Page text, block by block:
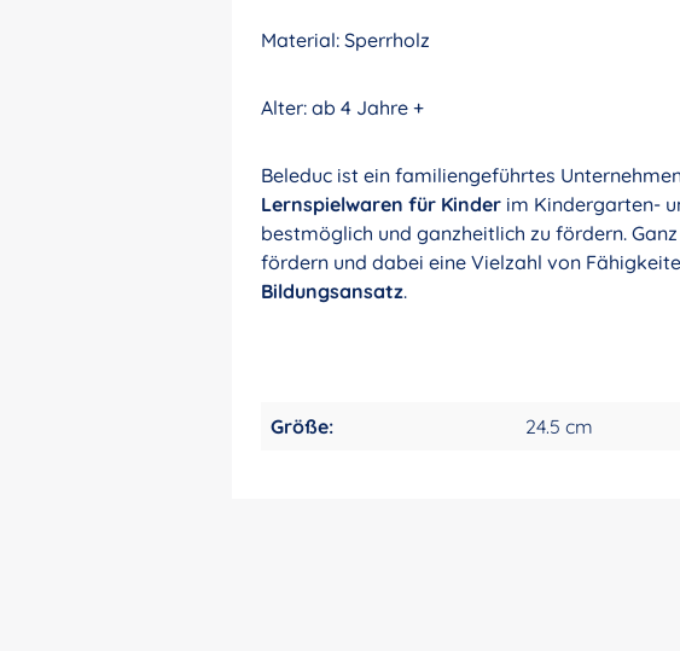
Material: Sperrholz
Alter: ab 4 Jahre +
Beleduc ist ein familiengeführtes
Lernspielwaren für Kinder im Kindergarten-
bestmöglich und ganzheitlich zu fördern.
fördern und dabei eine Vielzahl von
Bildungsansatz.
Größe: 24.5 cm